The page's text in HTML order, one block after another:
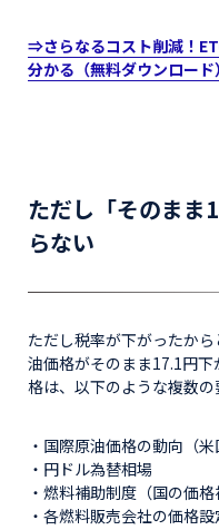
⇒さらなるコスト削減！
分かる（無料ダウンロード）
ただし「そのまま
らない
ただし税率が下がったか
油価格がそのまま17.1円
格は、以下のような複数の
・国際原油価格の動向（
・円ドル為替相場
・燃料補助制度（国の価
・各燃料販売会社の価格設